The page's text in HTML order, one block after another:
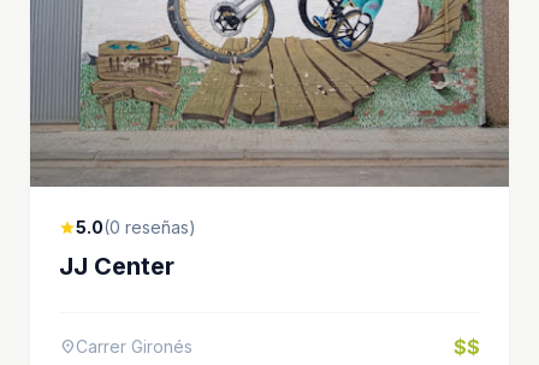
star5.0(0 reseñas)
JJ Center
location_onCarrer Gironés $$